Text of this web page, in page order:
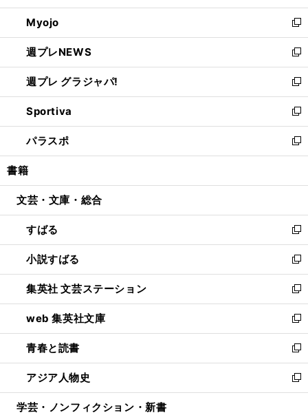
開
く
ウ
で
開
く
ン
ド
ウ
で
開
く
ウ
ィ
ン
ド
ウ
で
開
く
Myojo
新
し
い
ウ
ィ
ン
ド
ウ
で
開
週プレNEWS
新
し
い
ウ
ィ
ン
ド
ウ
開
週プレ グラジャパ!
新
し
い
ウ
ィ
ン
ウ
開
く
Sportiva
新
し
い
ウ
ン
ウ
で
開
く
パラスポ
新
し
ウ
ン
ド
ウ
で
開
く
書籍
文芸・文庫・総合
すばる
新
し
い
ウ
ィ
ン
ド
ウ
で
開
く
小説すばる
新
し
い
ウ
ィ
ン
ド
ウ
で
開
集英社 文芸ステーション
新
し
い
ウ
ィ
ン
ド
ウ
web 集英社文庫
新
し
い
ウ
ィ
ン
青春と読書
新
し
い
ウ
アジア人物史
新
し
学芸・ノンフィクション・新書